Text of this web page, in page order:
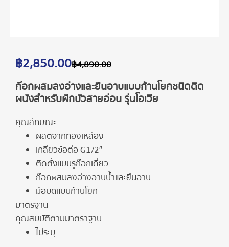
฿4,890.00
฿2,850.00
ก๊อกผสมลงอ่างและยืนอาบแบบก้านโยกชนิดติด
ผนังสำหรับฝักบัวสายอ่อน รุ่นโอเวีย
คุณลักษณะ
ผลิตจากทองเหลือง
เกลียวข้อต่อ G1/2″
ติดตั้งแบบรูก๊อกเดี่ยว
ก๊อกผสมลงอ่างอาบน้ำและยืนอาบ
มือบิดแบบก้านโยก
มาตรฐาน
คุณสมบัติตามมาตราฐาน
ไม่ระบุ